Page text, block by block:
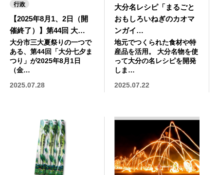
行政
【2025年8月1、2日（開
催終了）】第44回 大…
大分市三大夏祭りの一つで
ある、第44回「大分七夕ま
つり」が2025年8月1日
（金…
2025.07.28
大分名レシピ「まるごと
おもしろいねぎのカオマ
ンガイ…
地元でつくられた食材や特
産品を活用。 大分名物を使
って大分の名レシピを開発
しま…
2025.07.22